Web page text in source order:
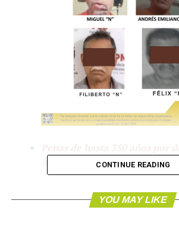
investigación ministerial, en el
CONTINUE READING
YOU MAY LIKE